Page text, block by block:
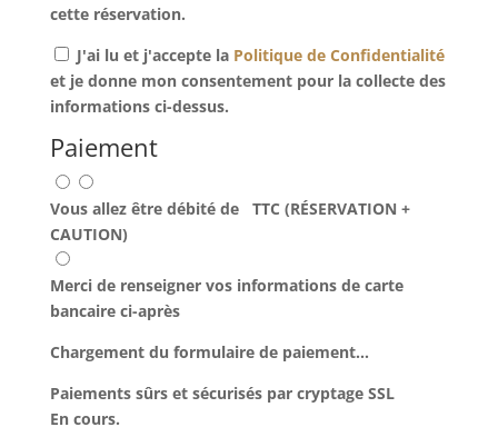
cette réservation.
J'ai lu et j'accepte la Politique de Confidentialité
et je donne mon consentement pour la collecte des
informations ci-dessus.
Paiement
Vous allez être débité de
TTC (RÉSERVATION +
CAUTION)
Merci de renseigner vos informations de carte
bancaire ci-après
Chargement du formulaire de paiement…
Paiements sûrs et sécurisés par cryptage SSL
En cours.